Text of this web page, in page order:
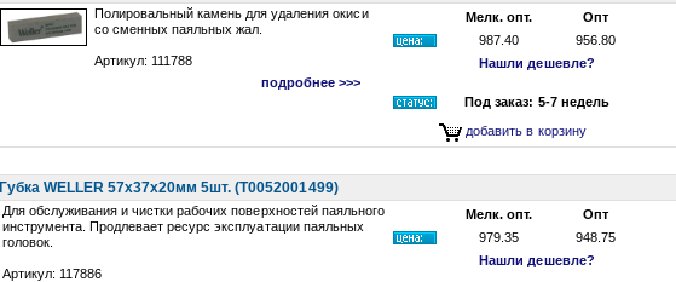
Полировальный камень для удаления окиси
со сменных паяльных жал.
Артикул: 111788
подробнее >>>
Мелк. опт.
Опт
987.40
956.80
Нашли дешевле?
Под заказ: 5-7 недель
добавить в корзину
Губка WELLER 57x37x20мм 5шт. (T0052001499)
Для обслуживания и чистки рабочих поверхностей паяльного
инструмента. Продлевает ресурс эксплуатации паяльных
головок.
Артикул: 117886
Мелк. опт.
Опт
979.35
948.75
Нашли дешевле?